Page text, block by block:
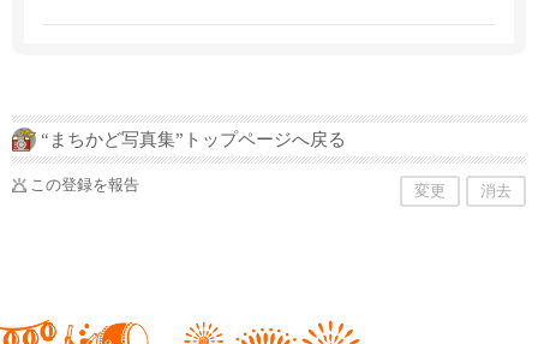
“まちかど写真集”トップページへ戻る
この登録を報告 変更 消去